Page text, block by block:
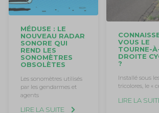
MÉDUSE : LE
NOUVEAU RADAR
SONORE QUI
REND LES
SONOMÈTRES
OBSOLÈTES
Les sonomètres utilisés
par les gendarmes et
agents
LIRE LA SUITE
VOUS LE
TOURNE-
DROITE
?
Installé sous
tricolores, le «
LIRE LA